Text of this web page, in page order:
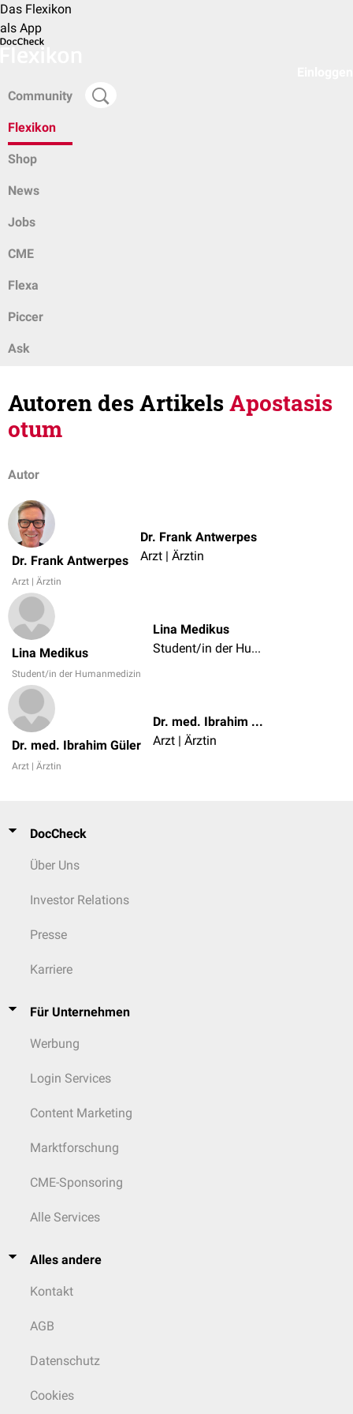
Das Flexikon
als App
Community
Flexikon
Shop
News
Jobs
CME
Flexa
Piccer
Ask
Autoren des ArtikelsApostasis
otum
Autor
Dr. Frank Antwerpes
Arzt | Ärztin
Dr. Frank Antwerpes
Arzt | Ärztin
Lina Medikus
Student/in der Humanmedizin
Lina Medikus
Student/in der Humanmedizin
Dr. med. Ibrahim Güler
Arzt | Ärztin
Dr. med. Ibrahim Güler
Arzt | Ärztin
DocCheck
Über Uns
Investor Relations
Presse
Karriere
Für Unternehmen
Werbung
Login Services
Content Marketing
Marktforschung
CME-Sponsoring
Alle Services
Alles andere
Kontakt
AGB
Datenschutz
Cookies